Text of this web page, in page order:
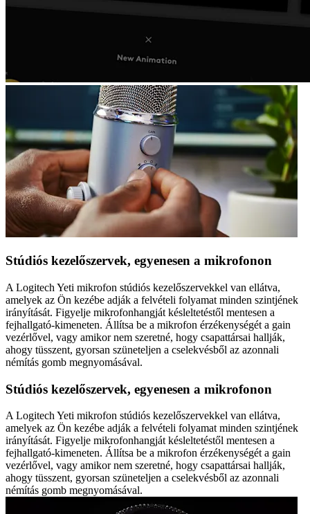
Stúdiós kezelőszervek, egyenesen a mikrofonon
A Logitech Yeti mikrofon stúdiós kezelőszervekkel van ellátva,
amelyek az Ön kezébe adják a felvételi folyamat minden szintjének
irányítását. Figyelje mikrofonhangját késleltetéstől mentesen a
fejhallgató-kimeneten. Állítsa be a mikrofon érzékenységét a gain
vezérlővel, vagy amikor nem szeretné, hogy csapattársai hallják,
ahogy tüsszent, gyorsan szüneteljen a cselekvésből az azonnali
némítás gomb megnyomásával.
Stúdiós kezelőszervek, egyenesen a mikrofonon
A Logitech Yeti mikrofon stúdiós kezelőszervekkel van ellátva,
amelyek az Ön kezébe adják a felvételi folyamat minden szintjének
irányítását. Figyelje mikrofonhangját késleltetéstől mentesen a
fejhallgató-kimeneten. Állítsa be a mikrofon érzékenységét a gain
vezérlővel, vagy amikor nem szeretné, hogy csapattársai hallják,
ahogy tüsszent, gyorsan szüneteljen a cselekvésből az azonnali
némítás gomb megnyomásával.